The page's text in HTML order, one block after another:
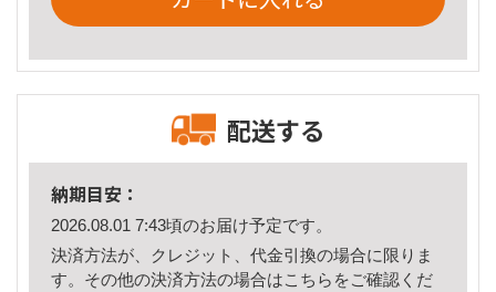
配送する
納期目安：
2026.08.01 7:43頃のお届け予定です。
決済方法が、クレジット、代金引換の場合に限りま
す。その他の決済方法の場合はこちら をご確認くだ